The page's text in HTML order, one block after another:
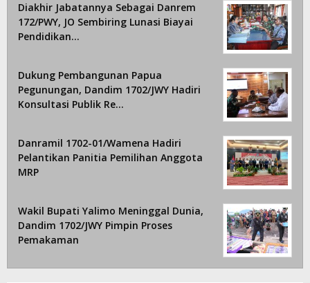
Diakhir Jabatannya Sebagai Danrem
172/PWY, JO Sembiring Lunasi Biayai
Pendidikan…
Dukung Pembangunan Papua
Pegunungan, Dandim 1702/JWY Hadiri
Konsultasi Publik Re…
Danramil 1702-01/Wamena Hadiri
Pelantikan Panitia Pemilihan Anggota
MRP
Wakil Bupati Yalimo Meninggal Dunia,
Dandim 1702/JWY Pimpin Proses
Pemakaman